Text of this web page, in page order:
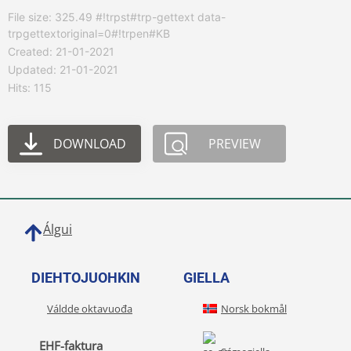
File size: 325.49 #!trpst#trp-gettext data-
trpgettextoriginal=0#!trpen#KB
Created: 21-01-2021
Updated: 21-01-2021
Hits: 115
DOWNLOAD PREVIEW
Álgui
DIEHTOJUOHKIN
Váldde oktavuođa
EHF-faktura
GIELLA
Norsk bokmål